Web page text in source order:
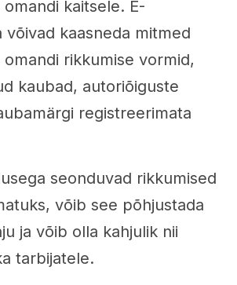
kaitsele. E-
võivad kaasneda mitmed
rikkumise vormid,
kaubad, autoriõiguste
registreerimata
seonduvad rikkumised
võib see põhjustada
ja võib olla kahjulik nii
tarbijatele.